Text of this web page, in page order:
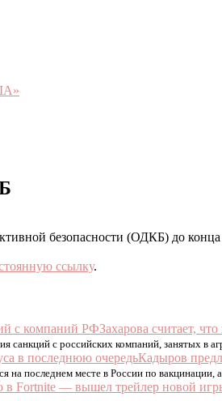
безопасности (ОДКБ) до
ссылку.
Захарова считает,
санкций с российских компаний, занятых
Кадыров
на последнем месте в России по
в Fortnite — вышел трейлер новой